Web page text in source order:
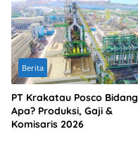
Berita
PT Krakatau Posco Bidang
Apa? Produksi, Gaji &
Komisaris 2026